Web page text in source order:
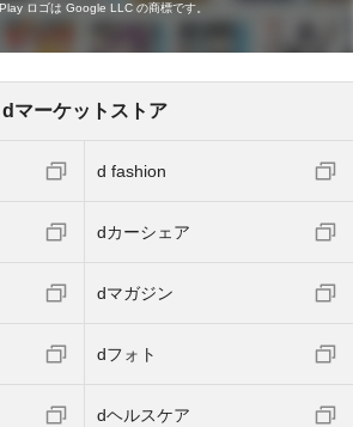
ロゴは Google LLC の商標です。
dマーケットストア
d fashion
dカーシェア
dマガジン
dフォト
dヘルスケア